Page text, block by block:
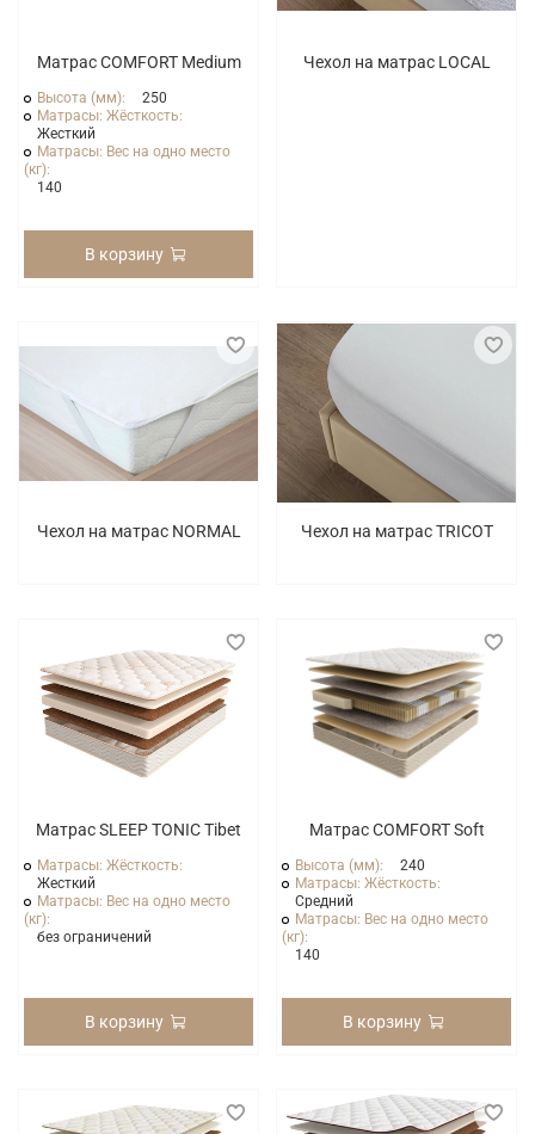
Матрас COMFORT Medium
Высота (мм):
250
Матрасы: Жёсткость:
Жесткий
Матрасы: Вес на одно место
(кг):
140
В корзину
Чехол на матрас LOCAL
Чехол на матрас NORMAL Чехол на матрас TRICOT
Матрас SLEEP TONIC Tibet
Матрасы: Жёсткость:
Жесткий
Матрасы: Вес на одно место
(кг):
без ограничений
В корзину
Матрас COMFORT Soft
Высота (мм):
240
Матрасы: Жёсткость:
Средний
Матрасы: Вес на одно место
(кг):
140
В корзину